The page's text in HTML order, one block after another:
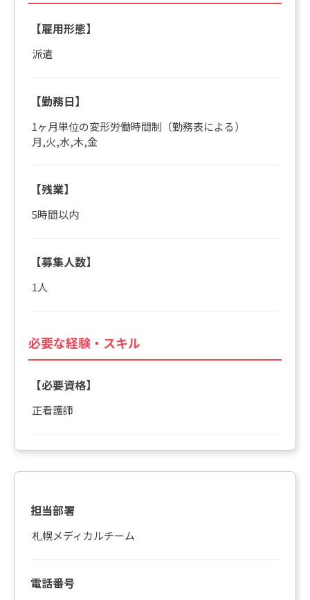
【雇用形態】
派遣
【勤務日】
1ヶ月単位の変形労働時間制（勤務表による）
月,火,水,木,金
【残業】
5時間以内
【募集人数】
1人
必要な経験・スキル
【必要資格】
正看護師
担当部署
札幌メディカルチーム
電話番号